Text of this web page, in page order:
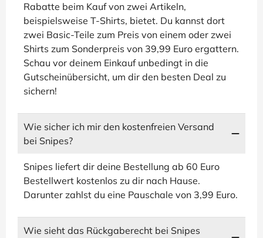
Rabatte beim Kauf von zwei Artikeln,
beispielsweise T-Shirts, bietet. Du kannst dort
zwei Basic-Teile zum Preis von einem oder zwei
Shirts zum Sonderpreis von 39,99 Euro ergattern.
Schau vor deinem Einkauf unbedingt in die
Gutscheinübersicht, um dir den besten Deal zu
sichern!
Wie sicher ich mir den kostenfreien Versand
bei Snipes?
Snipes liefert dir deine Bestellung ab 60 Euro
Bestellwert kostenlos zu dir nach Hause.
Darunter zahlst du eine Pauschale von 3,99 Euro.
Wie sieht das Rückgaberecht bei Snipes